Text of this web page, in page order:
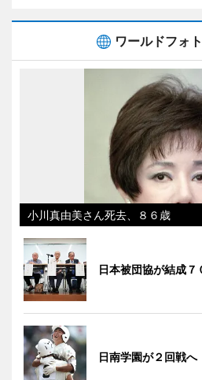
ワールドフォ
小川真由美さん死去、８６歳
日本被団協が結成７
日南学園が２回戦